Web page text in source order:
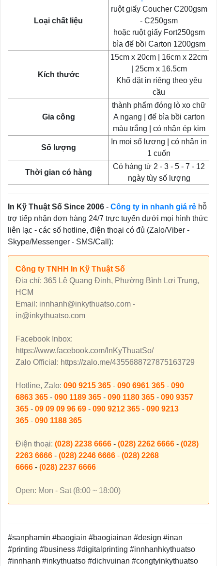
Loại chất liệu
ruột giấy Coucher C200gsm
- C250gsm
hoặc ruột giấy Fort250gsm
bìa đế bồi Carton 1200gsm
Kích thước
15cm x 20cm | 16cm x 22cm
| 25cm x 16.5cm
Khổ đặt in riêng theo yêu
cầu
Gia công
thành phẩm đóng lò xo chữ
A ngang | đế bìa bồi carton
màu trắng | có nhận ép kim
Số lượng
In mọi số lượng | có nhận in
1 cuốn
Thời gian có hàng
Có hàng từ 2 - 3 - 5 - 7 - 12
ngày tùy số lượng
In Kỹ Thuật Số Since 2006 - Công ty in nhanh giá rẻ hỗ
trợ tiếp nhận đơn hàng 24/7 trực tuyến dưới mọi hình thức
liên lạc - các số hotline, điện thoại có đủ (Zalo/Viber -
Skype/Messenger - SMS/Call):
Công ty TNHH In Kỹ Thuật Số
Địa chỉ: 365 Lê Quang Định, Phường Bình Lợi Trung,
HCM
Email: innhanh@inkythuatso.com -
in@inkythuatso.com
Facebook Inbox:
https://www.facebook.com/InKyThuatSo/
Zalo Official: https://zalo.me/4355688727875163729
Hotline, Zalo: 090 9215 365 - 090 6961 365 - 090
6863 365 - 090 1189 365 - 090 1180 365 - 090 9357
365 - 09 09 09 96 69 - 090 9212 365 - 090 9213
365 - 090 1188 365
Điện thoại: (028) 2238 6666 - (028) 2262 6666 - (028)
2263 6666 - (028) 2246 6666 - (028) 2268
6666 - (028) 2237 6666
Open: Mon - Sat (8:00 ~ 18:00)
#sanphamin #baogiain #baogiainan #design #inan
#printing #business #digitalprinting #innhanhkythuatso
#innhanh #inkythuatso #dichvuinan #congtyinkythuatso